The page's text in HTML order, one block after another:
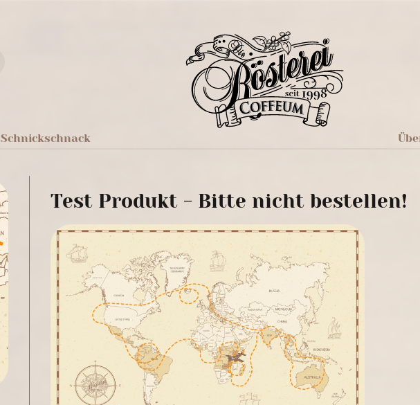
Schnickschnack
Test Produkt - Bitte nicht bestellen!